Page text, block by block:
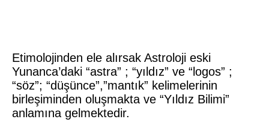
Etimolojinden ele alırsak Astroloji eski
Yunanca’daki “astra” ; “yıldız” ve “logos” ;
“söz”; “düşünce”,”mantık” kelimelerinin
birleşiminden oluşmakta ve “Yıldız Bilimi”
anlamına gelmektedir.